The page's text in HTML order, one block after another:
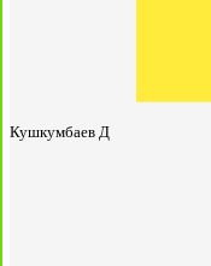
Кушкумбаев Д